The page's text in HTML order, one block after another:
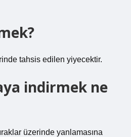
tahsis edilen yiyecektir.
indirmek ne
üzerinde yanlamasına